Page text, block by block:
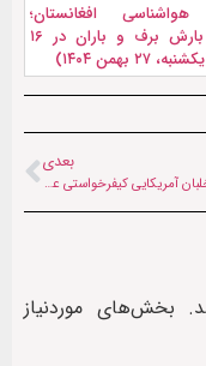
افغانستان؛
احتمال بارش برف و باران در ۱۶
بهمن ۱۴۰۴)
بعدی
خودسوزی خلبان آمریکایی کیفرخواستی علیه بایدن و نتانیاهو
بخش‌های موردنیاز